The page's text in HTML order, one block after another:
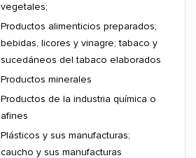
vegetales;
Productos alimenticios preparados;
bebidas, licores y vinagre; tabaco y
sucedáneos del tabaco elaborados
Productos minerales
Productos de la industria química o
afines
Plásticos y sus manufacturas;
caucho y sus manufacturas